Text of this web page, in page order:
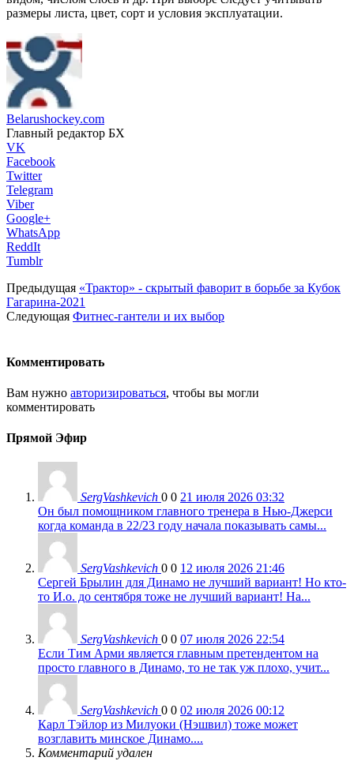
размеры листа, цвет, сорт и условия эксплуатации.
Belarushockey.com
Главный редактор БХ
VK
Facebook
Twitter
Telegram
Viber
Google+
WhatsApp
ReddIt
Tumblr
Предыдущая «Трактор» - скрытый фаворит в борьбе за Кубок
Гагарина-2021
Следующая Фитнес-гантели и их выбор
Комментировать
Вам нужно авторизироваться, чтобы вы могли
комментировать
Прямой Эфир
SergVashkevich 0 0 21 июля 2026 03:32
Он был помощником главного тренера в Нью-Джерси
когда команда в 22/23 году начала показывать самы...
SergVashkevich 0 0 12 июля 2026 21:46
Сергей Брылин для Динамо не лучший вариант! Но кто-
то И.о. до сентября тоже не лучший вариант! На...
SergVashkevich 0 0 07 июля 2026 22:54
Если Тим Арми является главным претендентом на
просто главного в Динамо, то не так уж плохо, учит...
SergVashkevich 0 0 02 июля 2026 00:12
Карл Тэйлор из Милуоки (Нэшвил) тоже может
возглавить минское Динамо....
Комментарий удален